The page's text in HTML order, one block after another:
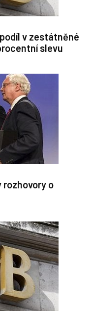
v zestátněné
slevu
rozhovory o